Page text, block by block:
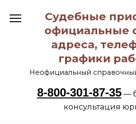
содержанию
Судебные
официальные
адреса,
графики
Неофициальный
8-800-301-87-35—
консультация